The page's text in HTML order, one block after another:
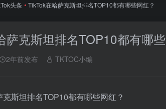
头条 • TikTok在哈萨克斯坦排名TOP10都有哪些网红？
萨克斯坦排名TOP10都有哪
2年前发布 TKTOC小编